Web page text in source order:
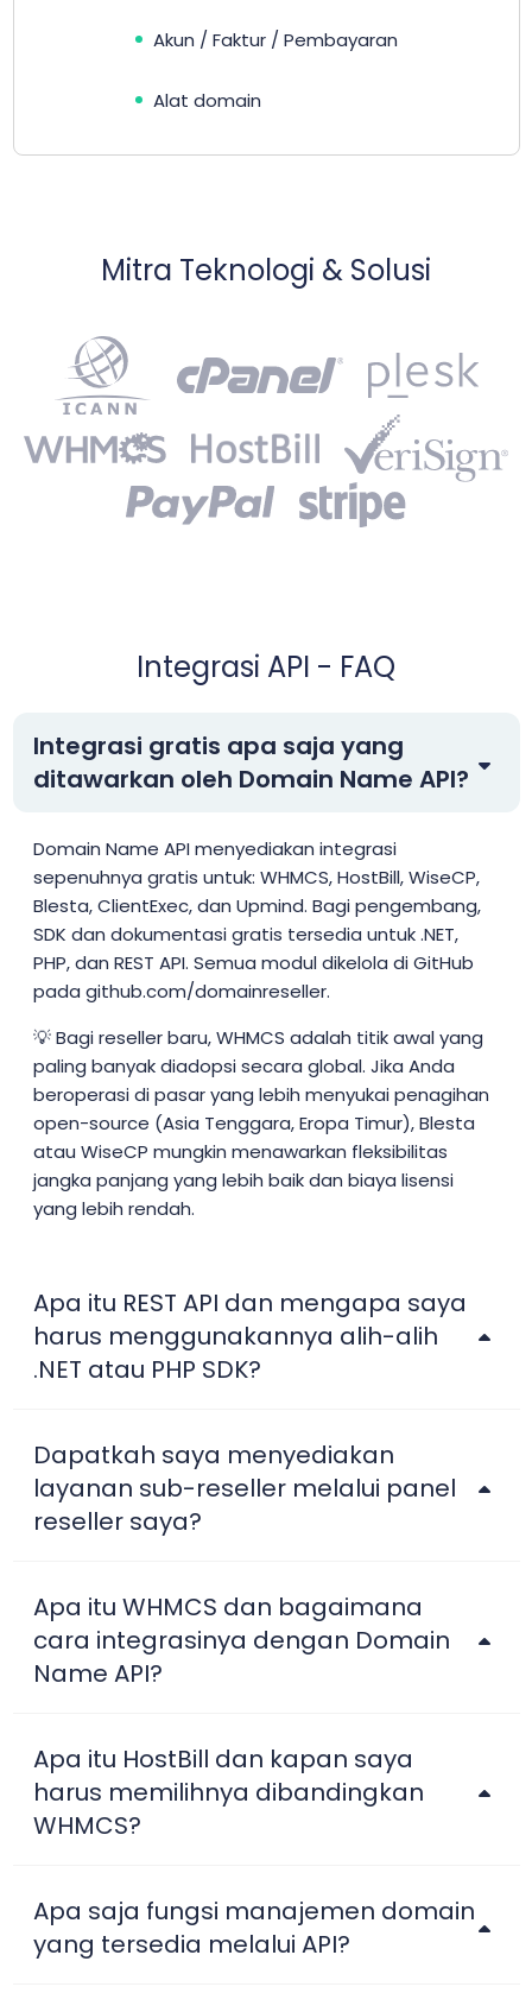
Akun / Faktur / Pembayaran
Alat domain
Mitra Teknologi & Solusi
Integrasi API - FAQ
Integrasi gratis apa saja yang
ditawarkan oleh Domain Name API?
Domain Name API menyediakan integrasi
sepenuhnya gratis untuk: WHMCS, HostBill, WiseCP,
Blesta, ClientExec, dan Upmind. Bagi pengembang,
SDK dan dokumentasi gratis tersedia untuk .NET,
PHP, dan REST API. Semua modul dikelola di GitHub
pada github.com/domainreseller.
💡 Bagi reseller baru, WHMCS adalah titik awal yang
paling banyak diadopsi secara global. Jika Anda
beroperasi di pasar yang lebih menyukai penagihan
open-source (Asia Tenggara, Eropa Timur), Blesta
atau WiseCP mungkin menawarkan fleksibilitas
jangka panjang yang lebih baik dan biaya lisensi
yang lebih rendah.
Apa itu REST API dan mengapa saya
harus menggunakannya alih-alih
.NET atau PHP SDK?
Dapatkah saya menyediakan
layanan sub-reseller melalui panel
reseller saya?
Apa itu WHMCS dan bagaimana
cara integrasinya dengan Domain
Name API?
Apa itu HostBill dan kapan saya
harus memilihnya dibandingkan
WHMCS?
Apa saja fungsi manajemen domain
yang tersedia melalui API?